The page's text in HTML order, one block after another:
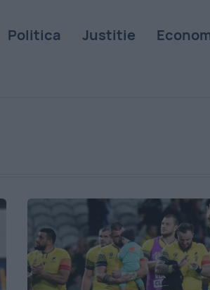
Politica Justitie